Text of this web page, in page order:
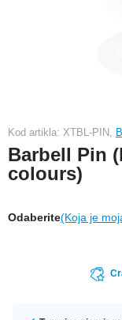
Kod artikla: XTBL-PIN,
Barbell Pin
colours)
Odaberite(Koja je